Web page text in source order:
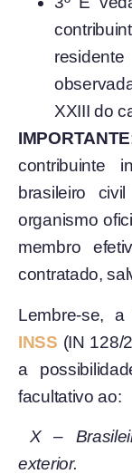
XXIII do
IMPORTANTE
contribuinte
brasileiro
organismo
membro
contratado,
Lembre-se,
INSS (IN 128/
a
facultativo ao:
X –
exterior.